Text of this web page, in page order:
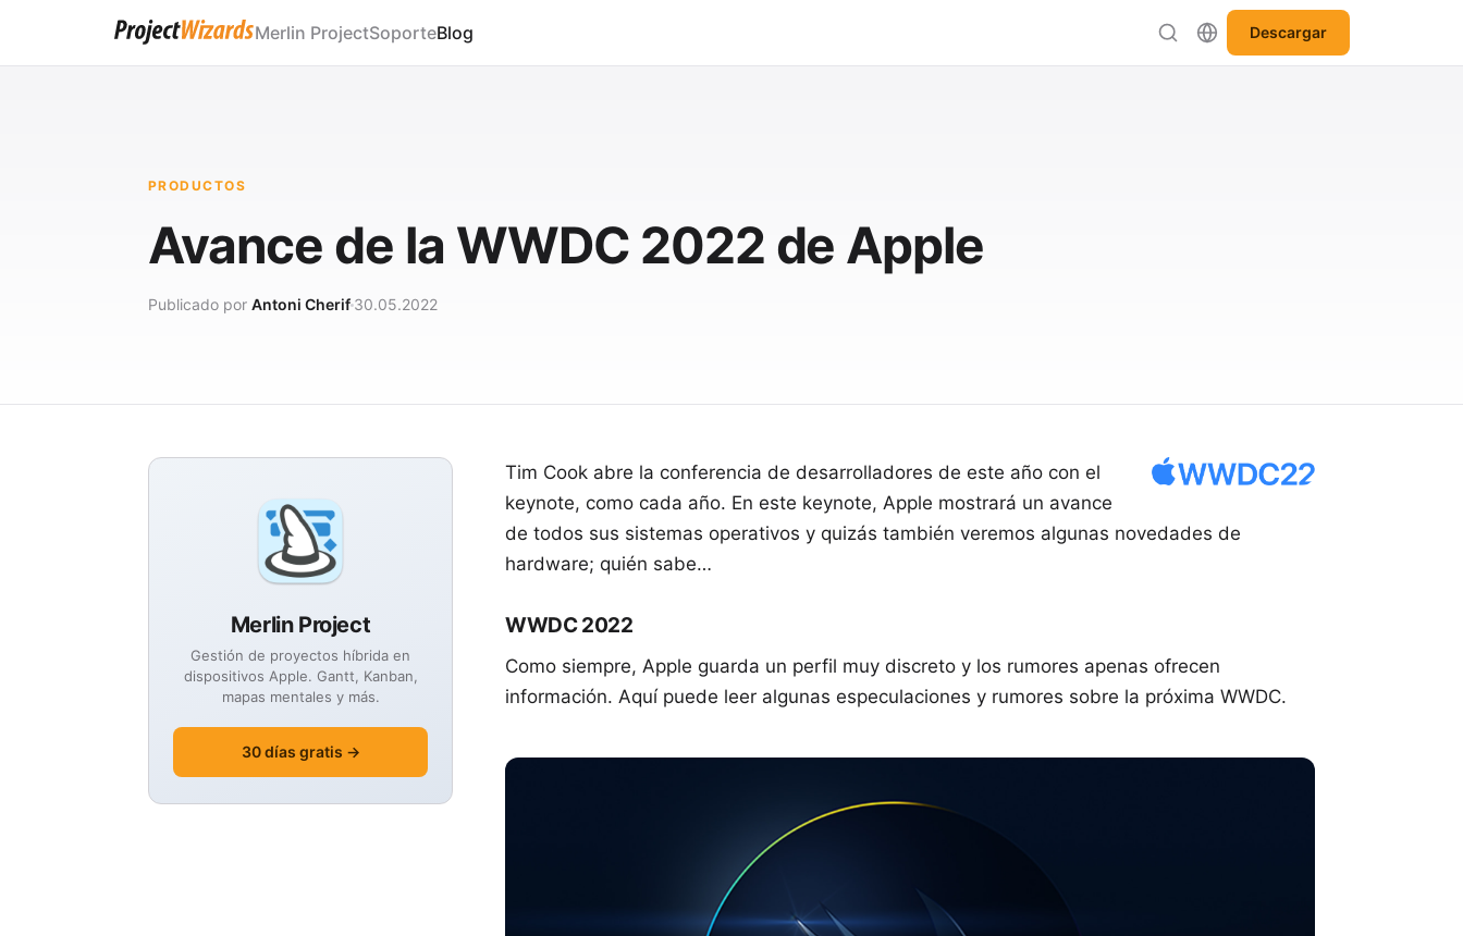
Merlin ProjectSoporteBlog Descargar
PRODUCTOS
Avance de la WWDC 2022 de Apple
Publicado por Antoni Cherif 30.05.2022
Merlin Project
Gestión de proyectos híbrida en
dispositivos Apple. Gantt, Kanban,
mapas mentales y más.
30 días gratis →
Tim Cook abre la conferencia de desarrolladores de este año con el
keynote, como cada año. En este keynote, Apple mostrará un avance
de todos sus sistemas operativos y quizás también veremos algunas novedades de
hardware; quién sabe…
WWDC 2022
Como siempre, Apple guarda un perfil muy discreto y los rumores apenas ofrecen
información. Aquí puede leer algunas especulaciones y rumores sobre la próxima WWDC.